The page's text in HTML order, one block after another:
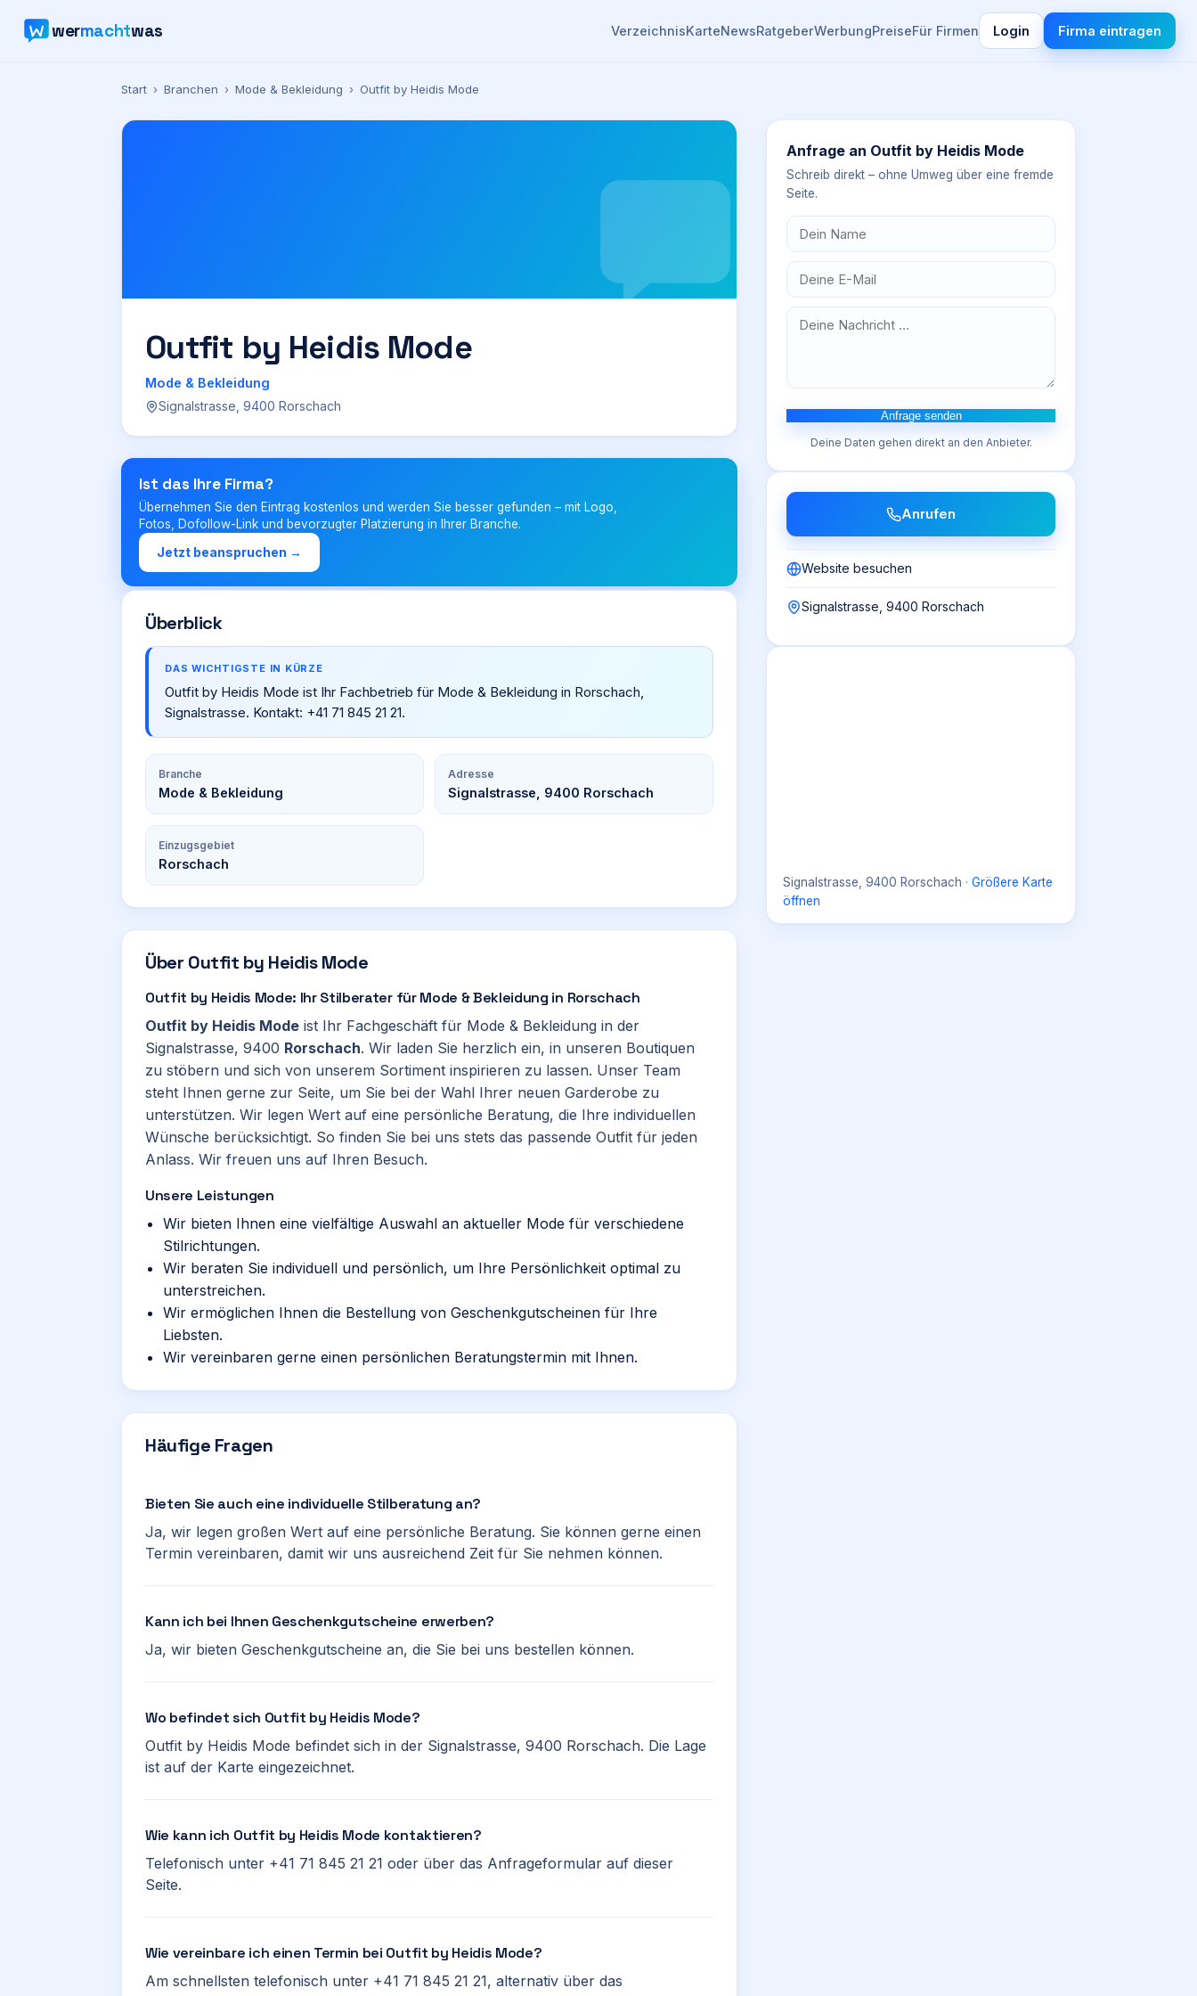
wermachtwas VerzeichnisKarteNewsRatgeberWerbungPreiseFür Firmen Login Firma eintragen
Start › Branchen › Mode & Bekleidung › Outfit by Heidis Mode
Outfit by Heidis Mode
Mode & Bekleidung
Signalstrasse, 9400 Rorschach
Ist das Ihre Firma?
Übernehmen Sie den Eintrag kostenlos und werden Sie besser gefunden – mit Logo,
Fotos, Dofollow-Link und bevorzugter Platzierung in Ihrer Branche.
Jetzt beanspruchen →
Überblick
DAS WICHTIGSTE IN KÜRZE
Outfit by Heidis Mode ist Ihr Fachbetrieb für Mode & Bekleidung in Rorschach,
Signalstrasse. Kontakt: +41 71 845 21 21.
Branche
Mode & Bekleidung
Adresse
Signalstrasse, 9400 Rorschach
Einzugsgebiet
Rorschach
Über Outfit by Heidis Mode
Outfit by Heidis Mode: Ihr Stilberater für Mode & Bekleidung in Rorschach
Outfit by Heidis Mode ist Ihr Fachgeschäft für Mode & Bekleidung in der
Signalstrasse, 9400 Rorschach. Wir laden Sie herzlich ein, in unseren Boutiquen
zu stöbern und sich von unserem Sortiment inspirieren zu lassen. Unser Team
steht Ihnen gerne zur Seite, um Sie bei der Wahl Ihrer neuen Garderobe zu
unterstützen. Wir legen Wert auf eine persönliche Beratung, die Ihre individuellen
Wünsche berücksichtigt. So finden Sie bei uns stets das passende Outfit für jeden
Anlass. Wir freuen uns auf Ihren Besuch.
Unsere Leistungen
Wir bieten Ihnen eine vielfältige Auswahl an aktueller Mode für verschiedene
Stilrichtungen.
Wir beraten Sie individuell und persönlich, um Ihre Persönlichkeit optimal zu
unterstreichen.
Wir ermöglichen Ihnen die Bestellung von Geschenkgutscheinen für Ihre
Liebsten.
Wir vereinbaren gerne einen persönlichen Beratungstermin mit Ihnen.
Häufige Fragen
Bieten Sie auch eine individuelle Stilberatung an?
Ja, wir legen großen Wert auf eine persönliche Beratung. Sie können gerne einen
Termin vereinbaren, damit wir uns ausreichend Zeit für Sie nehmen können.
Kann ich bei Ihnen Geschenkgutscheine erwerben?
Ja, wir bieten Geschenkgutscheine an, die Sie bei uns bestellen können.
Wo befindet sich Outfit by Heidis Mode?
Outfit by Heidis Mode befindet sich in der Signalstrasse, 9400 Rorschach. Die Lage
ist auf der Karte eingezeichnet.
Wie kann ich Outfit by Heidis Mode kontaktieren?
Telefonisch unter +41 71 845 21 21 oder über das Anfrageformular auf dieser
Seite.
Wie vereinbare ich einen Termin bei Outfit by Heidis Mode?
Am schnellsten telefonisch unter +41 71 845 21 21, alternativ über das
Anfrage an Outfit by Heidis Mode
Schreib direkt – ohne Umweg über eine fremde
Seite.
Anfrage senden
Deine Daten gehen direkt an den Anbieter.
Anrufen
Website besuchen
Signalstrasse, 9400 Rorschach
Signalstrasse, 9400 Rorschach · Größere Karte
öffnen